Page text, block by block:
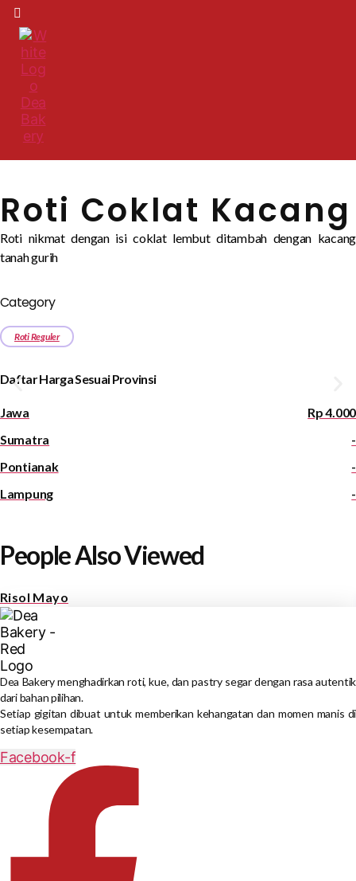
Roti Coklat Kacang
Roti nikmat dengan isi coklat lembut ditambah dengan kacang
tanah gurih
Category
Roti Reguler
Daftar Harga Sesuai Provinsi
Jawa
Rp 4.000
Sumatra
-
Pontianak
-
Lampung
-
People Also Viewed
Risol Mayo
Dea Bakery menghadirkan roti, kue, dan pastry segar dengan rasa autentik
dari bahan pilihan.
Setiap gigitan dibuat untuk memberikan kehangatan dan momen manis di
setiap kesempatan.
Facebook-f